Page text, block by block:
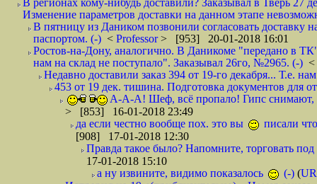
В регионах кому-нибудь доставили? Заказывал в Тверь 27
Изменение параметров доставки на данном этапе
В пятницу из Даником позвонили согласовать доставку
паспортом. (-) < Professor> [953] 20-01-2018 16:01
Ростов-на-Дону, аналогично. В Даникоме "передано в
нам на склад не поступало". Заказывал 26го, №2965. (-) <
Недавно доставили заказ 394 от 19-го декабря... Т.е.
453 от 19 дек. тишина. Подготовка документов для
А-А-А! Шеф, всё пропало! Гипс снимают,
> [853] 16-01-2018 23:49
да если честно вообще пох. это вы
писали
[908] 17-01-2018 12:30
Правда такое было? Напомните, торговать
17-01-2018 15:10
а ну извините, видимо показалось
(-) (